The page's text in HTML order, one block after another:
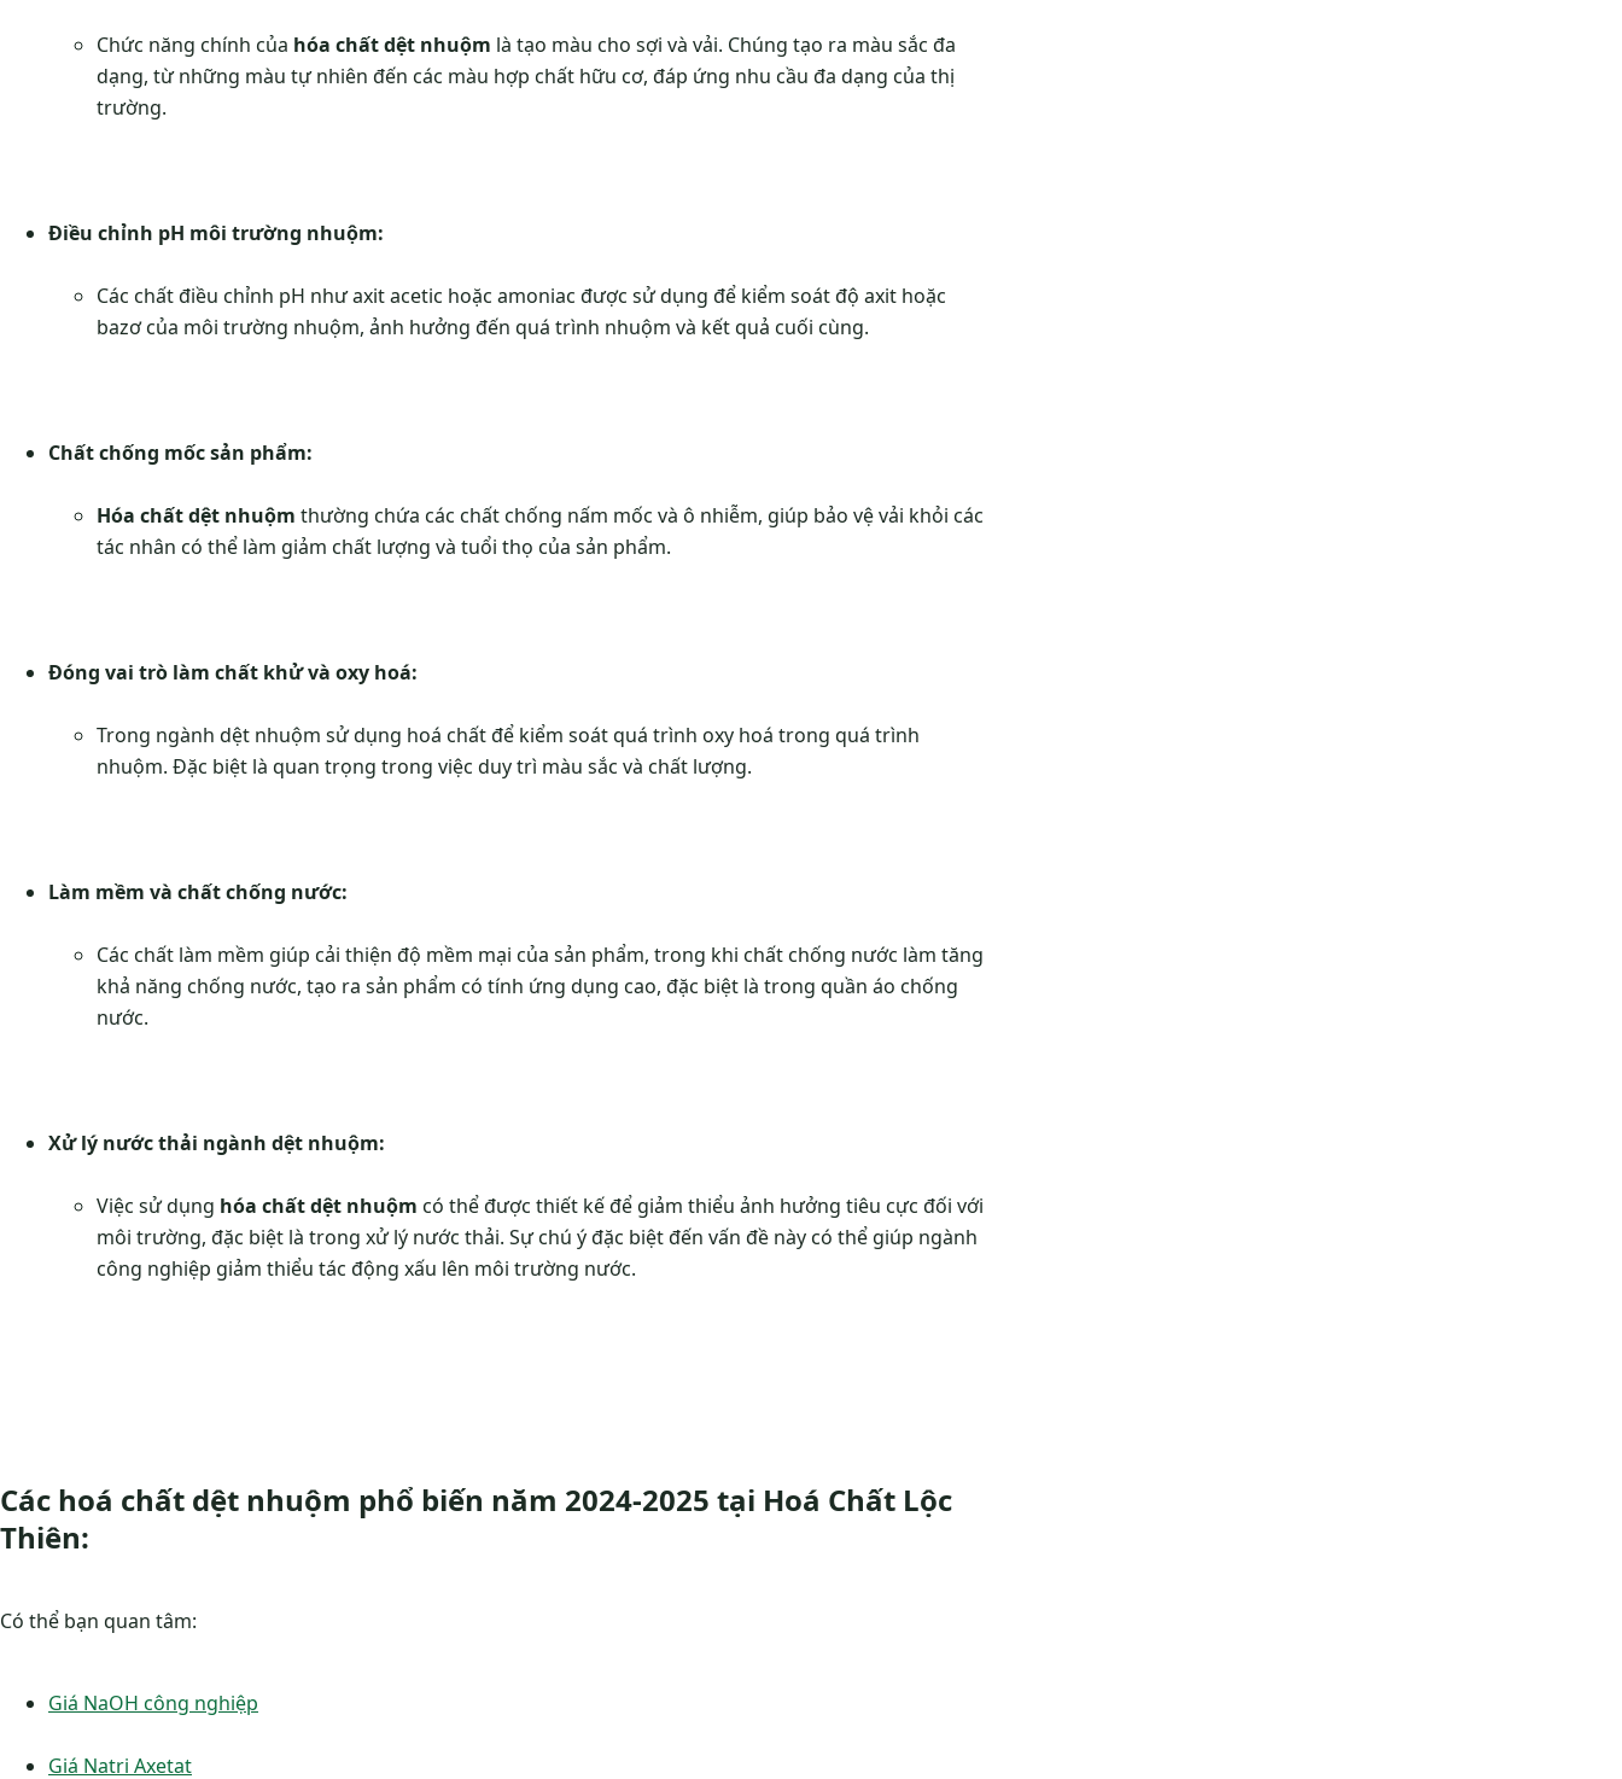
Chức năng chính của hóa chất dệt nhuộm là tạo màu cho sợi và vải. Chúng tạo ra màu sắc đa
dạng, từ những màu tự nhiên đến các màu hợp chất hữu cơ, đáp ứng nhu cầu đa dạng của thị
trường.
Điều chỉnh pH môi trường nhuộm:
Các chất điều chỉnh pH như axit acetic hoặc amoniac được sử dụng để kiểm soát độ axit hoặc
bazơ của môi trường nhuộm, ảnh hưởng đến quá trình nhuộm và kết quả cuối cùng.
Chất chống mốc sản phẩm:
Hóa chất dệt nhuộm thường chứa các chất chống nấm mốc và ô nhiễm, giúp bảo vệ vải khỏi các
tác nhân có thể làm giảm chất lượng và tuổi thọ của sản phẩm.
Đóng vai trò làm chất khử và oxy hoá:
Trong ngành dệt nhuộm sử dụng hoá chất để kiểm soát quá trình oxy hoá trong quá trình
nhuộm. Đặc biệt là quan trọng trong việc duy trì màu sắc và chất lượng.
Làm mềm và chất chống nước:
Các chất làm mềm giúp cải thiện độ mềm mại của sản phẩm, trong khi chất chống nước làm tăng
khả năng chống nước, tạo ra sản phẩm có tính ứng dụng cao, đặc biệt là trong quần áo chống
nước.
Xử lý nước thải ngành dệt nhuộm:
Việc sử dụng hóa chất dệt nhuộm có thể được thiết kế để giảm thiểu ảnh hưởng tiêu cực đối với
môi trường, đặc biệt là trong xử lý nước thải. Sự chú ý đặc biệt đến vấn đề này có thể giúp ngành
công nghiệp giảm thiểu tác động xấu lên môi trường nước.
Các hoá chất dệt nhuộm phổ biến năm 2024-2025 tại Hoá Chất Lộc
Thiên:
Có thể bạn quan tâm:
Giá NaOH công nghiệp
Giá Natri Axetat